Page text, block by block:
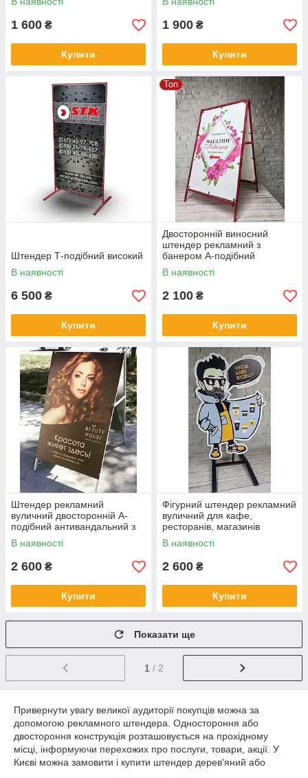
1 600 ₴
Купити
1 900 ₴
Купити
Штендер Т-подібний високий
В наявності
6 500 ₴
Купити
Топ
Двосторонній виносний
штендер рекламний з
банером А-подібний
металевий стійкий
В наявності
2 100 ₴
Купити
Штендер рекламний
вуличний двосторонній A-
подібний антивандальний з
металевої труби
В наявності
2 600 ₴
Купити
Фігурний штендер рекламний
вуличний для кафе,
ресторанів, магазинів
В наявності
2 600 ₴
Купити
Показати ще
1 / 2
Привернути увагу великої аудиторії покупців можна за
допомогою рекламного штендера. Одностороння або
двостороння конструкція розташовується на прохідному
місці, інформуючи перехожих про послуги, товари, акції. У
Києві можна замовити і купити штендер дерев'яний або